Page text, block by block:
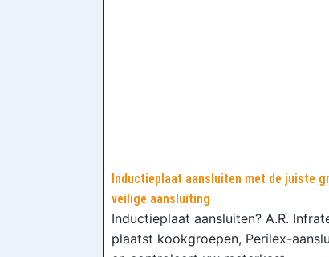
Inductieplaat aansluiten met de juiste
veilige aansluiting
Inductieplaat aansluiten? A.R.
plaatst kookgroepen, Perilex-